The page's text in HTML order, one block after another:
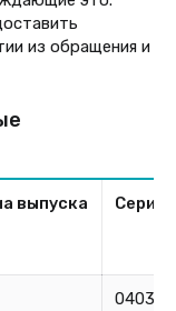
из обращения и
выпуска Серия